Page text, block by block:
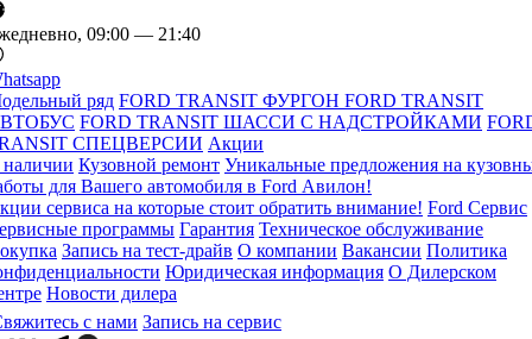
09:00 — 21:40
ряд FORD TRANSIT ФУРГОН FORD TRANSIT
FORD TRANSIT ШАССИ С НАДСТРОЙКАМИ
СПЕЦВЕРСИИ Акции
Кузовной ремонт Уникальные предложения на
для Вашего автомобиля в Ford Авилон!
сервиса на которые стоит обратить внимание! Ford Сервис
программы Гарантия Техническое обслуживание
Запись на тест-драйв О компании Вакансии Политика
Юридическая информация О Дилерском
Новости дилера
с нами Запись на сервис